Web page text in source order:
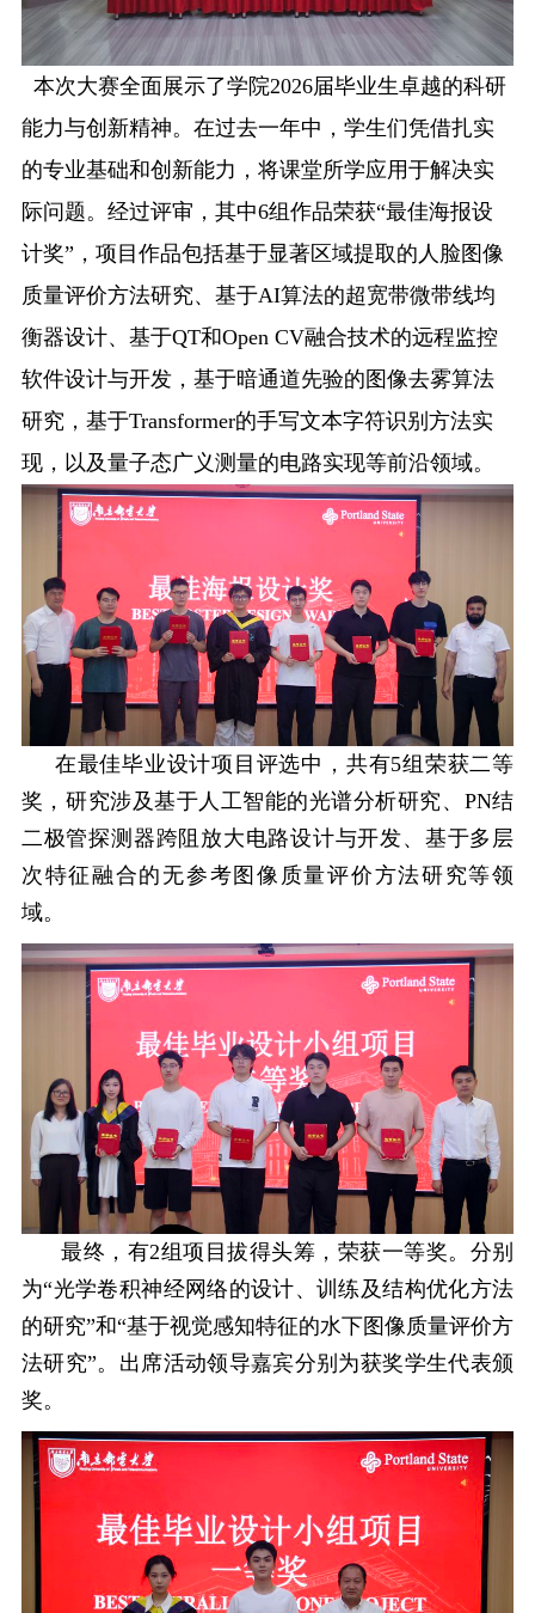
本次大赛全面展示了学院2026届毕业生卓越的科研
能力与创新精神。在过去一年中，学生们凭借扎实
的专业基础和创新能力 ，将课堂所学应用于解决实
际问题。经过评审，其中6组作品荣获“最佳海报设
计奖”，项目作品包括基于显著区域提取的人脸图像
质量评价方法研究、基于AI算法的超宽带微带线均
衡器设计、基于QT和Open CV融合技术的远程监控
软件设计与开发，基于暗通道先验的图像去雾算法
研究，基于Transformer的手写文本字符识别方法实
现， 以及量子态广义测量的电路实现等前沿领域。
在最佳毕业设计项目评选中，共有5组荣获二等
奖，研究涉及基于人工智能的光谱分析研究、 PN结
二极管探测器跨阻放大电路设计与开发、基于多层
次特征融合的无参考图像质量评价方法研究等领
域。
最终，有2组项目拔得头筹，荣获一等奖。分别
为“光学卷积神经网络的设计、训练及结构优化方法
的研究”和“基于视觉感知特征的水下图像质量评价方
法研究”。出席活动领导嘉宾分别为获奖学生代表颁
奖。